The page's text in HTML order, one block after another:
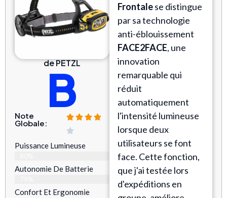
de PETZL
B
Note
Globale:
Puissance Lumineuse
Autonomie De Batterie
Confort Et Ergonomie
Frontalese distingue
par sa technologie
anti-éblouissement
FACE2FACE, une
innovation
remarquable qui
réduit
automatiquement
l'intensité lumineuse
lorsque deux
utilisateurs se font
face. Cette fonction,
que j'ai testée lors
d'expéditions en